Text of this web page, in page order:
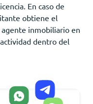
En caso de
obtiene el
inmobiliario en
dentro del